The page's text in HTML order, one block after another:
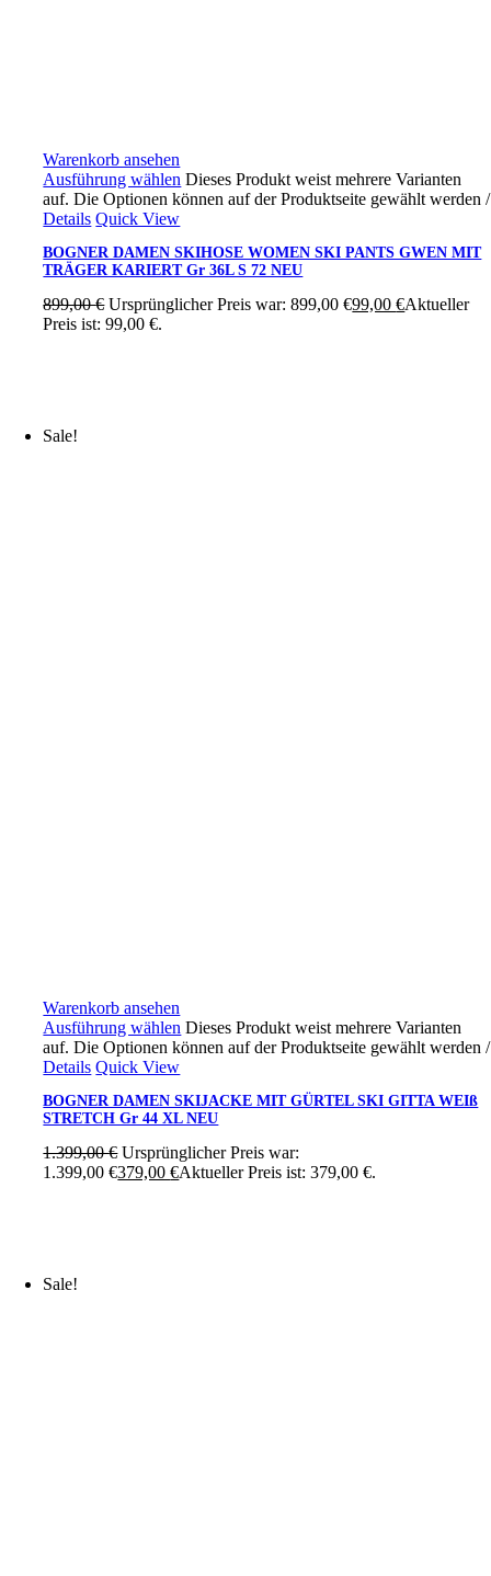
Warenkorb ansehen
Ausführung wählen Dieses Produkt weist mehrere Varianten
auf. Die Optionen können auf der Produktseite gewählt werden/
Details Quick View
BOGNER DAMEN SKIHOSE WOMEN SKI PANTS GWEN MIT
TRÄGER KARIERT Gr 36L S 72 NEU
899,00€ Ursprünglicher Preis war: 899,00 €99,00€Aktueller
Preis ist: 99,00 €.
Sale!
Warenkorb ansehen
Ausführung wählen Dieses Produkt weist mehrere Varianten
auf. Die Optionen können auf der Produktseite gewählt werden/
Details Quick View
BOGNER DAMEN SKIJACKE MIT GÜRTEL SKI GITTA WEIß
STRETCH Gr 44 XL NEU
1.399,00€ Ursprünglicher Preis war:
1.399,00 €379,00€Aktueller Preis ist: 379,00 €.
Sale!